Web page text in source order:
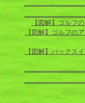
【図解】ゴルフ
【図解】ゴルフの
【図解】バックス